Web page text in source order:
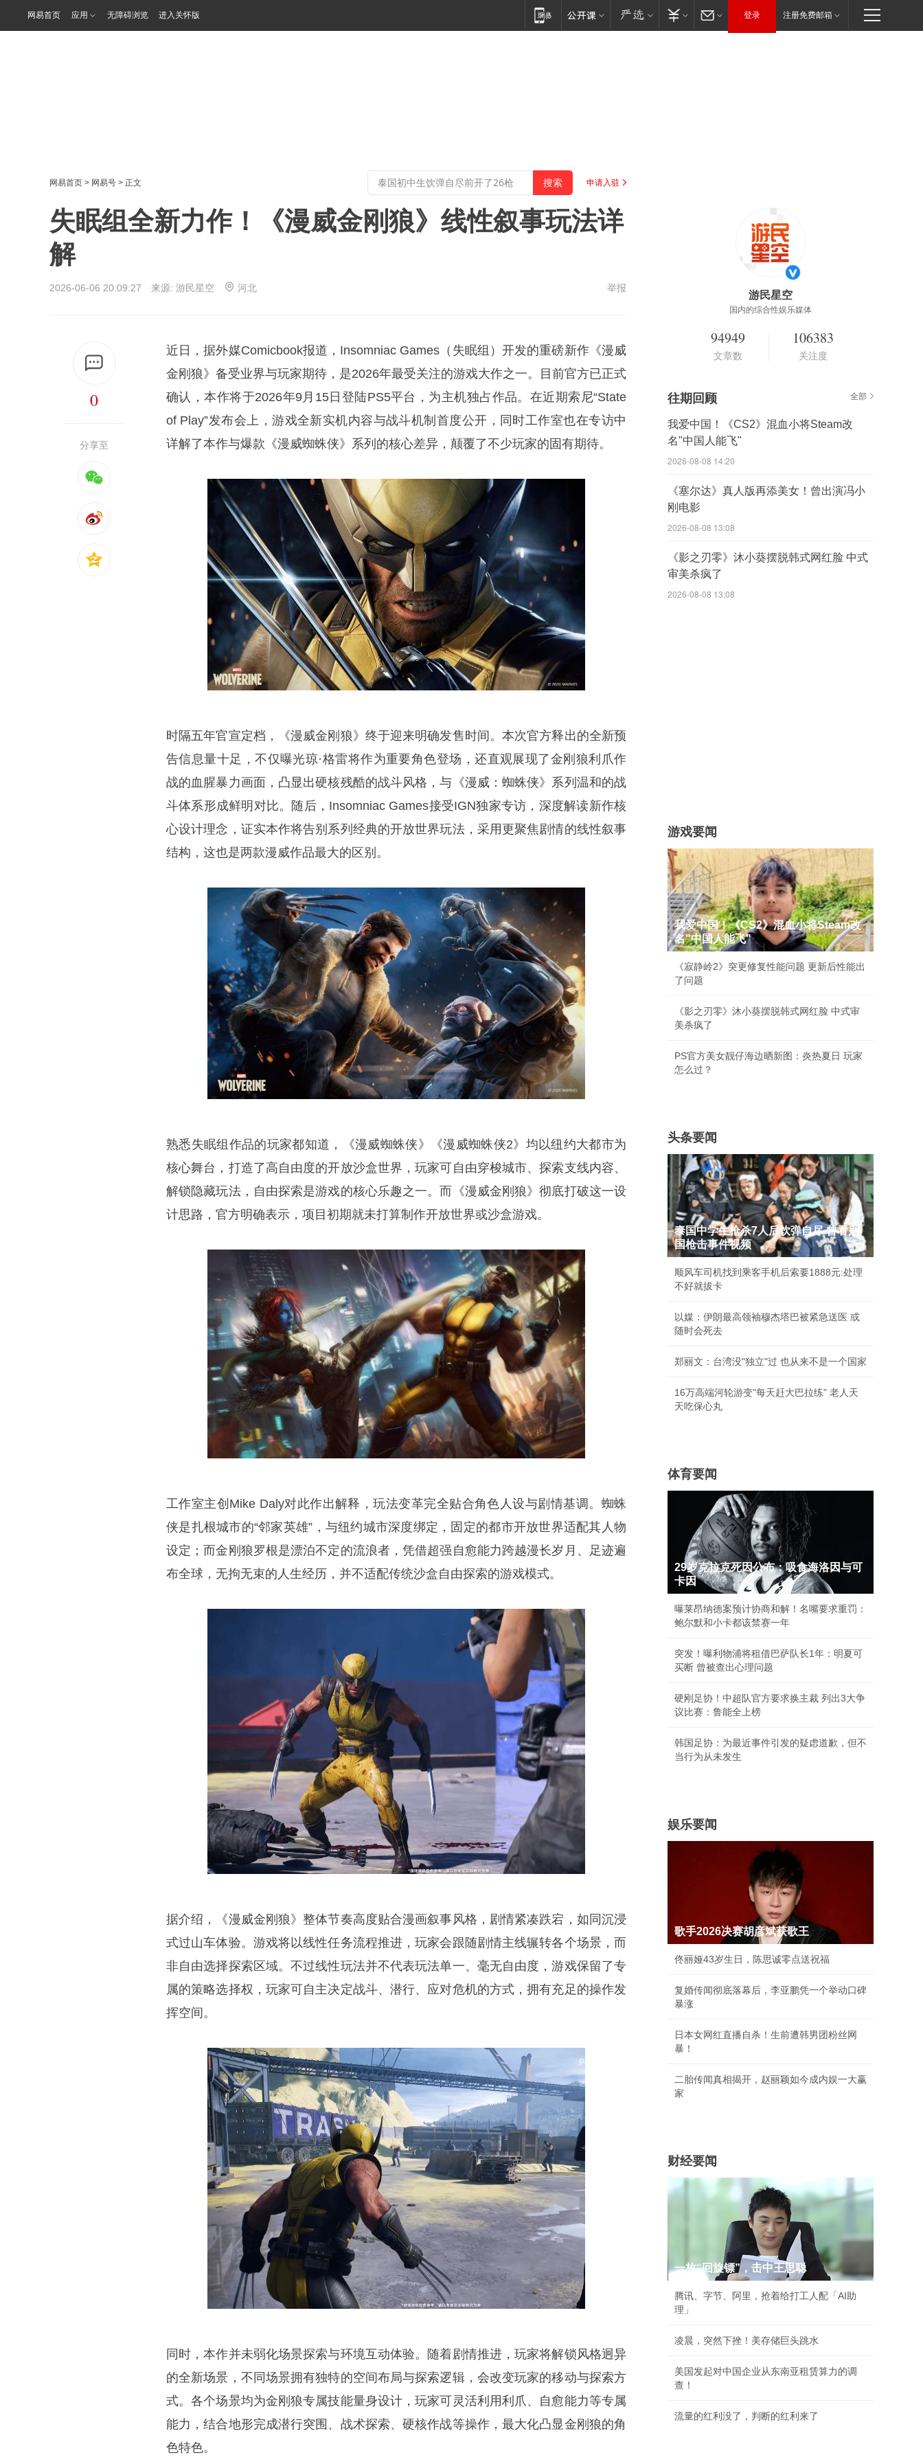
网易首页 应用 无障碍浏览 进入关怀版 登录 注册免费邮箱
网易首页 > 网易号 > 正文 申请入驻
失眠组全新力作！《漫威金刚狼》线性叙事玩法详
解
2026-06-06 20:09:27 来源: 游民星空 河北 举报
0
分享至
近日，据外媒Comicbook报道，Insomniac Games（失眠组）开发的重磅新作《漫威
金刚狼》备受业界与玩家期待，是2026年最受关注的游戏大作之一。目前官方已正式
确认，本作将于2026年9月15日登陆PS5平台，为主机独占作品。在近期索尼“State
of Play”发布会上，游戏全新实机内容与战斗机制首度公开，同时工作室也在专访中
详解了本作与爆款《漫威蜘蛛侠》系列的核心差异，颠覆了不少玩家的固有期待。
时隔五年官宣定档，《漫威金刚狼》终于迎来明确发售时间。本次官方释出的全新预
告信息量十足，不仅曝光琼·格雷将作为重要角色登场，还直观展现了金刚狼利爪作
战的血腥暴力画面，凸显出硬核残酷的战斗风格，与《漫威：蜘蛛侠》系列温和的战
斗体系形成鲜明对比。随后，Insomniac Games接受IGN独家专访，深度解读新作核
心设计理念，证实本作将告别系列经典的开放世界玩法，采用更聚焦剧情的线性叙事
结构，这也是两款漫威作品最大的区别。
熟悉失眠组作品的玩家都知道，《漫威蜘蛛侠》《漫威蜘蛛侠2》均以纽约大都市为
核心舞台，打造了高自由度的开放沙盒世界，玩家可自由穿梭城市、探索支线内容、
解锁隐藏玩法，自由探索是游戏的核心乐趣之一。而《漫威金刚狼》彻底打破这一设
计思路，官方明确表示，项目初期就未打算制作开放世界或沙盒游戏。
工作室主创Mike Daly对此作出解释，玩法变革完全贴合角色人设与剧情基调。蜘蛛
侠是扎根城市的“邻家英雄”，与纽约城市深度绑定，固定的都市开放世界适配其人物
设定；而金刚狼罗根是漂泊不定的流浪者，凭借超强自愈能力跨越漫长岁月、足迹遍
布全球，无拘无束的人生经历，并不适配传统沙盒自由探索的游戏模式。
据介绍，《漫威金刚狼》整体节奏高度贴合漫画叙事风格，剧情紧凑跌宕，如同沉浸
式过山车体验。游戏将以线性任务流程推进，玩家会跟随剧情主线辗转各个场景，而
非自由选择探索区域。不过线性玩法并不代表玩法单一、毫无自由度，游戏保留了专
属的策略选择权，玩家可自主决定战斗、潜行、应对危机的方式，拥有充足的操作发
挥空间。
同时，本作并未弱化场景探索与环境互动体验。随着剧情推进，玩家将解锁风格迥异
的全新场景，不同场景拥有独特的空间布局与探索逻辑，会改变玩家的移动与探索方
式。各个场景均为金刚狼专属技能量身设计，玩家可灵活利用利爪、自愈能力等专属
能力，结合地形完成潜行突围、战术探索、硬核作战等操作，最大化凸显金刚狼的角
色特色。
游民星空
国内的综合性娱乐媒体
94949
文章数
106383
关注度
往期回顾 全部
我爱中国！《CS2》混血小将Steam改
名"中国人能飞"
2026-08-08 14:20
《塞尔达》真人版再添美女！曾出演冯小
刚电影
2026-08-08 13:08
《影之刃零》沐小葵摆脱韩式网红脸 中式
审美杀疯了
2026-08-08 13:08
游戏要闻
我爱中国！《CS2》混血小将Steam改
名"中国人能飞"
《寂静岭2》突更修复性能问题 更新后性能出
了问题
《影之刃零》沐小葵摆脱韩式网红脸 中式审
美杀疯了
PS官方美女靓仔海边晒新图：炎热夏日 玩家
怎么过？
头条要闻
泰国中学生枪杀7人后饮弹自尽 曾看别
国枪击事件视频
顺风车司机找到乘客手机后索要1888元:处理
不好就拔卡
以媒：伊朗最高领袖穆杰塔巴被紧急送医 或
随时会死去
郑丽文：台湾没"独立"过 也从来不是一个国家
16万高端河轮游变"每天赶大巴拉练" 老人天
天吃保心丸
体育要闻
29岁克拉克死因公布：吸食海洛因与可
卡因
曝莱昂纳德案预计协商和解！名嘴要求重罚：
鲍尔默和小卡都该禁赛一年
突发！曝利物浦将租借巴萨队长1年：明夏可
买断 曾被查出心理问题
硬刚足协！中超队官方要求换主裁 列出3大争
议比赛：鲁能全上榜
韩国足协：为最近事件引发的疑虑道歉，但不
当行为从未发生
娱乐要闻
歌手2026决赛胡彦斌获歌王
佟丽娅43岁生日，陈思诚零点送祝福
复婚传闻彻底落幕后，李亚鹏凭一个举动口碑
暴涨
日本女网红直播自杀！生前遭韩男团粉丝网
暴！
二胎传闻真相揭开，赵丽颖如今成内娱一大赢
家
财经要闻
一枚“回旋镖”，击中王思聪
腾讯、字节、阿里，抢着给打工人配「AI助
理」
凌晨，突然下挫！美存储巨头跳水
美国发起对中国企业从东南亚租赁算力的调
查！
流量的红利没了，判断的红利来了